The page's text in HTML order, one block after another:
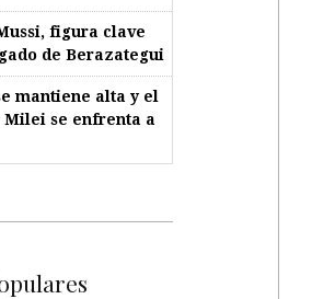
figura clave
de Berazategui
mantiene alta y el
Milei se enfrenta a